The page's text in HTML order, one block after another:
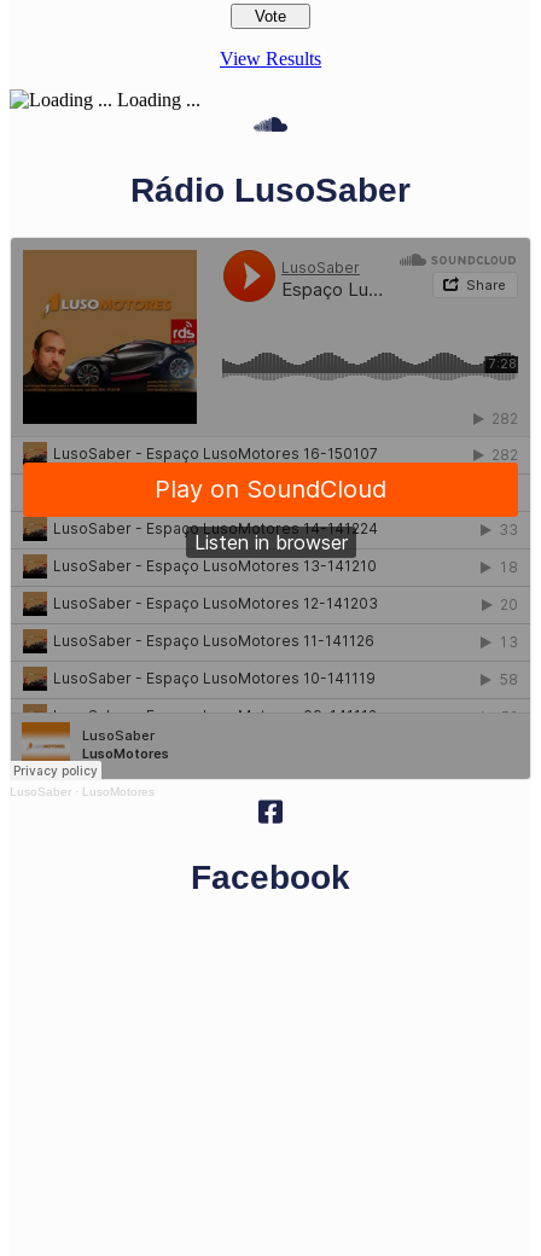
View Results
Loading ...
Rádio LusoSaber
LusoSaber · LusoMotores
Facebook